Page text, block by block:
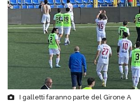
I galletti faranno parte del Girone A